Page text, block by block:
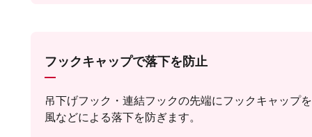
フックキャップで落下を防止
吊下げフック・連結フックの先端にフックキャップ
風などによる落下を防ぎます。